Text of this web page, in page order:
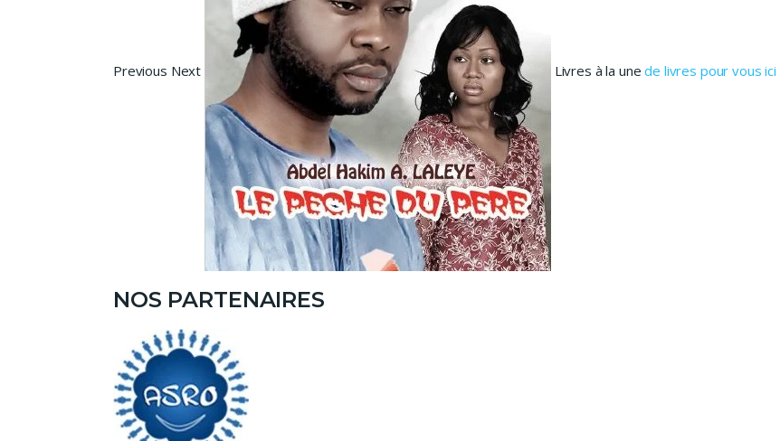
Previous Next Livres à la unede livres pour vous ici
NOS PARTENAIRES